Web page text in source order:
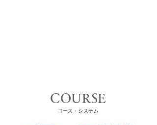
​COURSE
​コース・システム